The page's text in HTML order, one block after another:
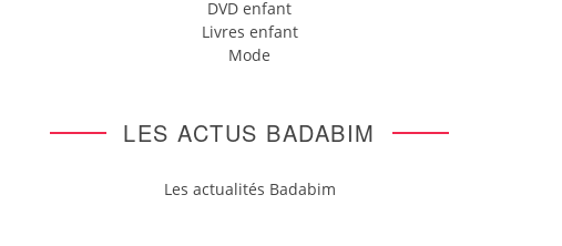
DVD enfant
Livres enfant
Mode
LES ACTUS BADABIM
Les actualités Badabim